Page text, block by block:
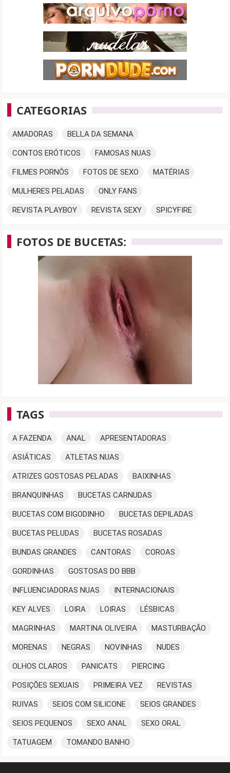
CATEGORIAS
AMADORAS BELLA DA SEMANA
CONTOS ERÓTICOS FAMOSAS NUAS
FILMES PORNÔS FOTOS DE SEXO MATÉRIAS
MULHERES PELADAS ONLY FANS
REVISTA PLAYBOY REVISTA SEXY SPICYFIRE
FOTOS DE BUCETAS:
TAGS
A FAZENDA ANAL APRESENTADORAS
ASIÁTICAS ATLETAS NUAS
ATRIZES GOSTOSAS PELADAS BAIXINHAS
BRANQUINHAS BUCETAS CARNUDAS
BUCETAS COM BIGODINHO BUCETAS DEPILADAS
BUCETAS PELUDAS BUCETAS ROSADAS
BUNDAS GRANDES CANTORAS COROAS
GORDINHAS GOSTOSAS DO BBB
INFLUENCIADORAS NUAS INTERNACIONAIS
KEY ALVES LOIRA LOIRAS LÉSBICAS
MAGRINHAS MARTINA OLIVEIRA MASTURBAÇÃO
MORENAS NEGRAS NOVINHAS NUDES
OLHOS CLAROS PANICATS PIERCING
POSIÇÕES SEXUAIS PRIMEIRA VEZ REVISTAS
RUIVAS SEIOS COM SILICONE SEIOS GRANDES
SEIOS PEQUENOS SEXO ANAL SEXO ORAL
TATUAGEM TOMANDO BANHO